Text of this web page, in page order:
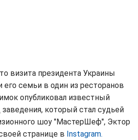
визита президента Украины
семьи в один из ресторанов
опубликовал известный
заведения, который стал судьей
шоу "МастерШеф", Эктор
странице в Іnstagram.